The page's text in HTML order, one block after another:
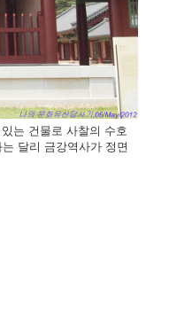
는 건물로 사찰의 수호
달리 금강역사가 정면